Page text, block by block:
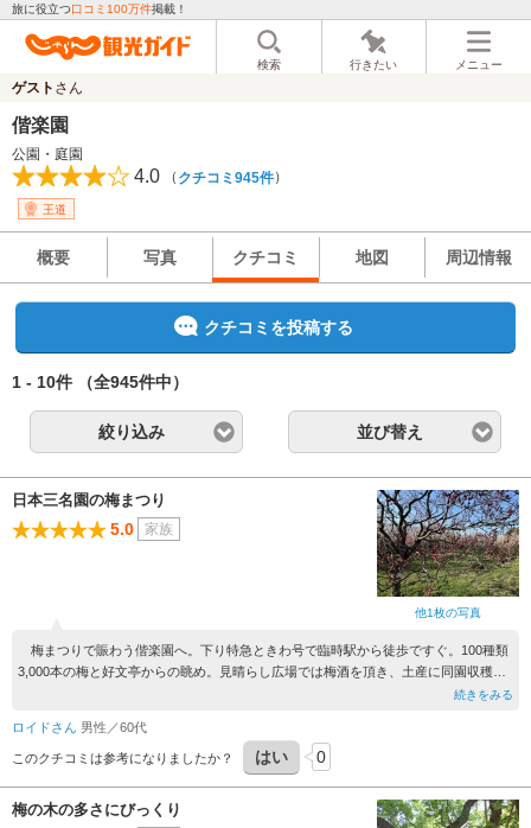
旅に役立つ口コミ100万件掲載！
検索 行きたい メニュー
ゲスト さん
偕楽園
公園・庭園
4.0 （ クチコミ945件）
王道
概要 写真 クチコミ 地図 周辺情報
クチコミを投稿する
1 - 10件 （全945件中）
絞り込み 並び替え
他1枚の写真
日本三名園の梅まつり
5.0 家族
梅まつりで賑わう偕楽園へ。下り特急ときわ号で臨時駅から徒歩ですぐ。100種類
3,000本の梅と好文亭からの眺め。見晴らし広場では梅酒を頂き、土産に同園収穫の
続きをみる
ロイドさん 男性／60代
このクチコミは参考になりましたか？ はい 0
梅の木の多さにびっくり